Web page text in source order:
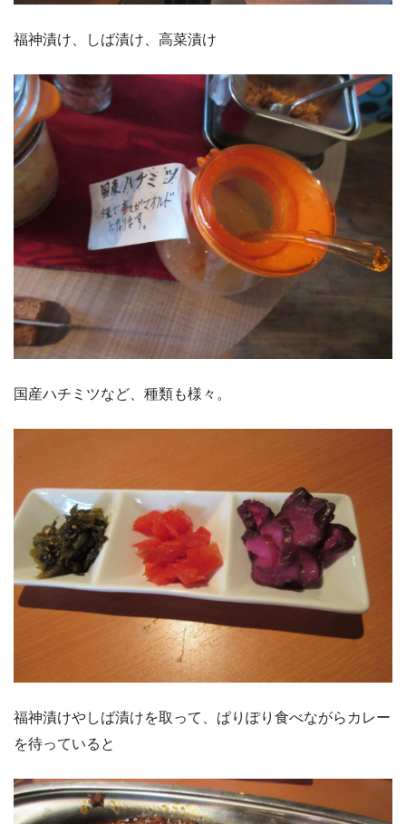
福神漬け、しば漬け、高菜漬け
国産ハチミツなど、種類も様々。
福神漬けやしば漬けを取って、ぱりぽり食べながらカレー
を待っていると